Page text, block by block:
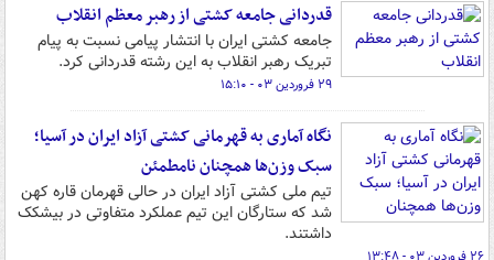
قدردانی جامعه کشتی از رهبر معظم انقلاب
جامعه کشتی ایران با انتشار پیامی نسبت به پیام
تبریک رهبر انقلاب به این رشته قدردانی کرد.
۲۹ فروردین ۰۳ - ۱۵:۱۰
نگاه آماری به قهرمانی کشتی آزاد ایران در آسیا؛
سبک وزن‌ها همچنان نامطمئن
تیم ملی کشتی آزاد ایران در حالی قهرمان قاره کهن
شد که ستارگان این تیم عملکرد متفاوتی در بیشکک
داشتند.